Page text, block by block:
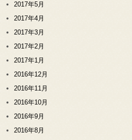
2017年5月
2017年4月
2017年3月
2017年2月
2017年1月
2016年12月
2016年11月
2016年10月
2016年9月
2016年8月